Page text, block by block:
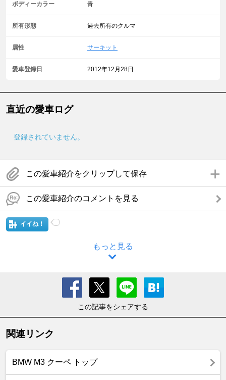
ボディーカラー 青
所有形態 過去所有のクルマ
属性 サーキット
愛車登録日 2012年12月28日
直近の愛車ログ
登録されていません。
この愛車紹介をクリップして保存
この愛車紹介のコメントを見る
イイね！
もっと見る
この記事をシェアする
関連リンク
BMW M3 クーペ トップ